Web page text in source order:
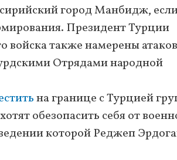
город Манбидж,
Президент Турции
войска также намерены
Отрядами народной
на границе с Турцией
обезопасить себя от
которой Реджеп